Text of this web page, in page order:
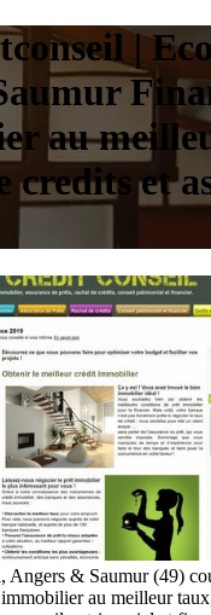
|
au
credits et
Angers & Saumur (49)
au meilleur